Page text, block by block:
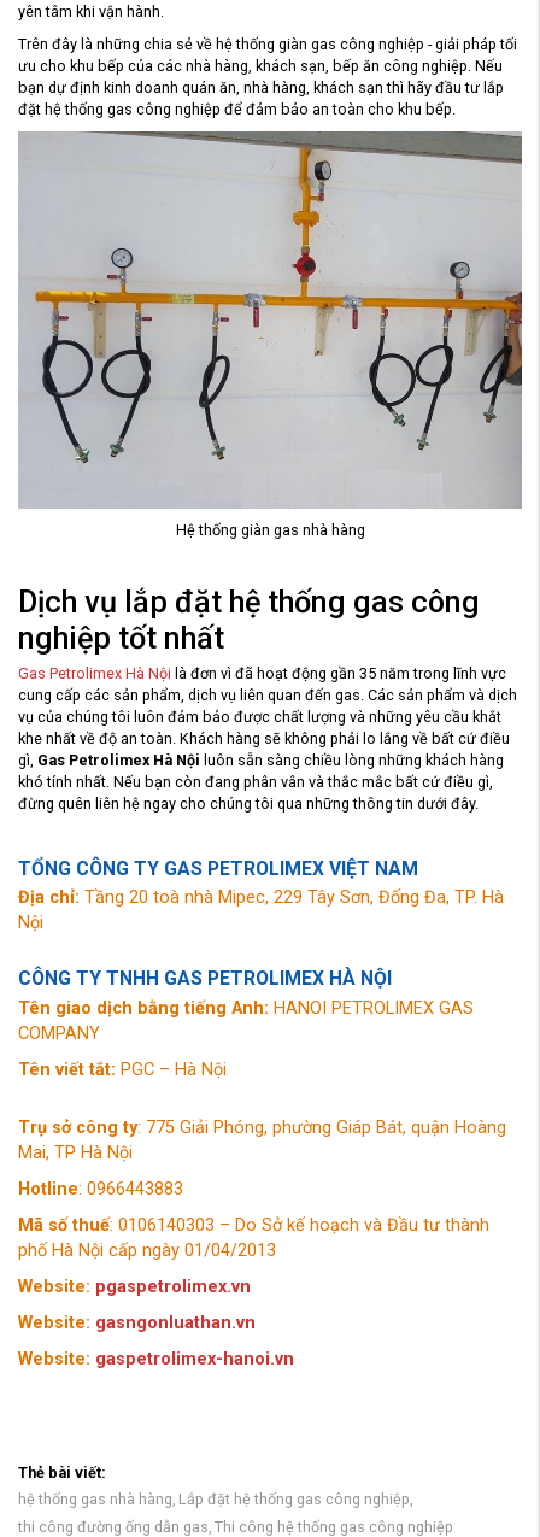
yên tâm khi vận hành.
Trên đây là những chia sẻ về hệ thống giàn gas công nghiệp - giải pháp tối
ưu cho khu bếp của các nhà hàng, khách sạn, bếp ăn công nghiệp. Nếu
bạn dự định kinh doanh quán ăn, nhà hàng, khách sạn thì hãy đầu tư lắp
đặt hệ thống gas công nghiệp để đảm bảo an toàn cho khu bếp.
Hệ thống giàn gas nhà hàng
Dịch vụ lắp đặt hệ thống gas công
nghiệp tốt nhất
Gas Petrolimex Hà Nội là đơn vì đã hoạt động gần 35 năm trong lĩnh vực
cung cấp các sản phẩm, dịch vụ liên quan đến gas. Các sản phẩm và dịch
vụ của chúng tôi luôn đảm bảo được chất lượng và những yêu cầu khắt
khe nhất về độ an toàn. Khách hàng sẽ không phải lo lắng về bất cứ điều
gì, Gas Petrolimex Hà Nội luôn sẵn sàng chiều lòng những khách hàng
khó tính nhất. Nếu bạn còn đang phân vân và thắc mắc bất cứ điều gì,
đừng quên liên hệ ngay cho chúng tôi qua những thông tin dưới đây.
TỔNG CÔNG TY GAS PETROLIMEX VIỆT NAM
Địa chỉ: Tầng 20 toà nhà Mipec, 229 Tây Sơn, Đống Đa, TP. Hà
Nội
CÔNG TY TNHH GAS PETROLIMEX HÀ NỘI
Tên giao dịch bằng tiếng Anh: HANOI PETROLIMEX GAS
COMPANY
Tên viết tắt: PGC – Hà Nội
Trụ sở công ty: 775 Giải Phóng, phường Giáp Bát, quận Hoàng
Mai, TP Hà Nội
Hotline: 0966443883
Mã số thuế: 0106140303 – Do Sở kế hoạch và Đầu tư thành
phố Hà Nội cấp ngày 01/04/2013
Website: pgaspetrolimex.vn
Website: gasngonluathan.vn
Website: gaspetrolimex-hanoi.vn
Thẻ bài viết:
hệ thống gas nhà hàng, Lắp đặt hệ thống gas công nghiệp,
thi công đường ống dẫn gas, Thi công hệ thống gas công nghiệp